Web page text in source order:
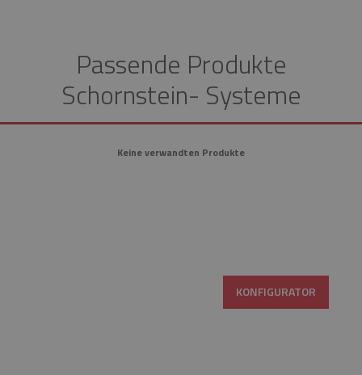
Passende Produkte
Schornstein- Systeme
Keine verwandten Produkte
KONFIGURATOR